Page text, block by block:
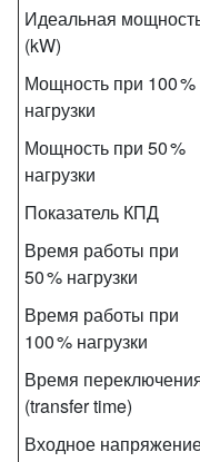
Идеальная
(kW)
Мощность при 100 %
нагрузки
Мощность при 50 %
нагрузки
Показатель КПД
Время работы при
50 % нагрузки
Время работы при
100 % нагрузки
Время
(transfer time)
Входное